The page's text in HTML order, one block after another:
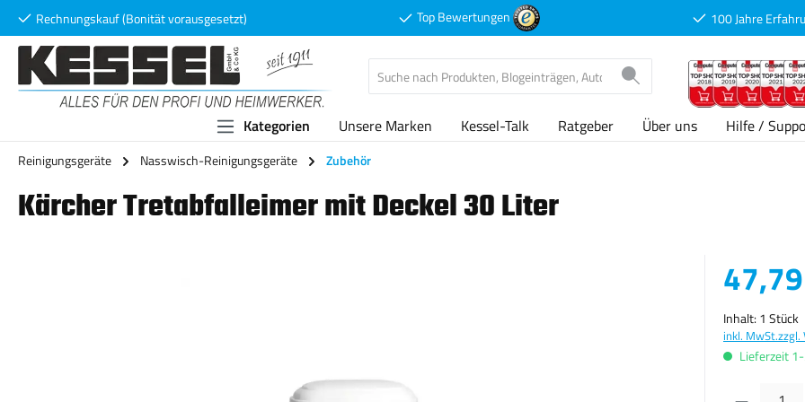
Hauptinhalt springen
Zur Suche springen
Zur Hauptnavigation springen
Rechnungskauf (Bonität vorausgesetzt) Top Bewertungen 100 Jahre
Kategorien Unsere Marken Kessel-Talk Ratgeber Über uns Hilfe /
Reinigungsgeräte Nasswisch-Reinigungsgeräte Zubehör
Kärcher Tretabfalleimer mit Deckel 30 Liter
Verkaufspreis:
Inhalt: 1 Stück
inkl. MwSt.zzgl.
Lieferzeit
Produkt Anzahl: